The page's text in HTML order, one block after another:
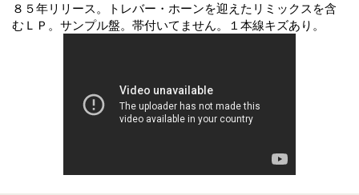
８５年リリース。トレバー・ホーンを迎えたリミックスを含
むＬＰ。サンプル盤。帯付いてません。１本線キズあり。